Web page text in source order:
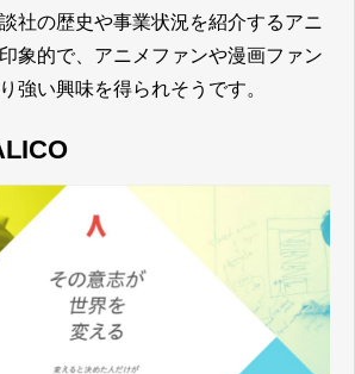
社の歴史や事業状況を紹介するアニ
象的で、アニメファンや漫画ファン
強い興味を得られそう です。